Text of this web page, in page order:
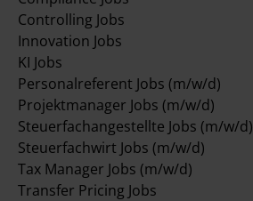
Controlling Jobs
Innovation Jobs
KI Jobs
Personalreferent Jobs (m/w/d)
Projektmanager Jobs (m/w/d)
Steuerfachangestellte Jobs (m/w/d)
Steuerfachwirt Jobs (m/w/d)
Tax Manager Jobs (m/w/d)
Transfer Pricing Jobs